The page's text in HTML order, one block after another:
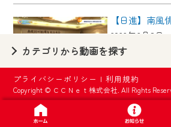
2026年6月8日
テーマ：日進
再生時間：
登録日：2026/
2026年6月1日
カテゴリから動画を探す
プライバシーポリシー |利用規約
Copyright © ＣＣＮｅｔ株式会社. All Rights
いたします。
要となります。
※MyIDとは、CCNet Web TV
各種サービスをご利用頂くた
IDはお客様が使っているメ
で設定できます。